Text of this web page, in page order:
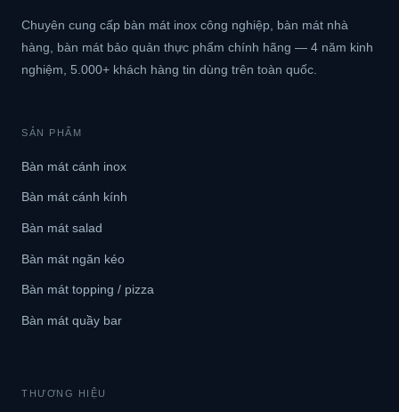
Chuyên cung cấp bàn mát inox công nghiệp, bàn mát nhà
hàng, bàn mát bảo quản thực phẩm chính hãng — 4 năm kinh
nghiệm, 5.000+ khách hàng tin dùng trên toàn quốc.
SẢN PHẨM
Bàn mát cánh inox
Bàn mát cánh kính
Bàn mát salad
Bàn mát ngăn kéo
Bàn mát topping / pizza
Bàn mát quầy bar
THƯƠNG HIỆU